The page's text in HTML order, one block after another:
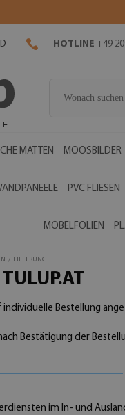
HOTLINE +49
MATTEN MOOSBILDER
PVC FLIESEN
MÖBELFOLIEN
/ LIEFERUNG
Bestellung
Bestätigung der
im In- und